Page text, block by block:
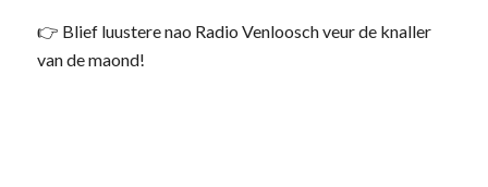
👉 Blief luustere nao Radio Venloosch veur de knaller
van de maond!